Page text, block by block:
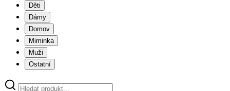
Děti
Dámy
Domov
Miminka
Muži
Ostatní